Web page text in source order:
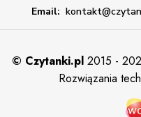
Email:
© Czytanki.pl 2015 -
Rozwiązania